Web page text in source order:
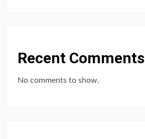
Recent Comments
No comments to show.